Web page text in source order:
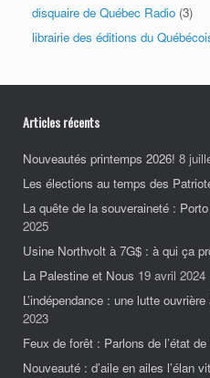
disquaire de Québec Radio (3)
librairie des éditions du
Articles récents
Nouveautés printemps 2026! 8
Les élections au temps des
La quête de la souveraineté :
2025
Usine Northvolt à 7G$ : à qui ça
La Palestine et Nous 19 avril 2024
L’indépendance : une lutte
2023
Feux de forêt : Parlons de l’état
Nouveauté : d’aile en ailes l’élan